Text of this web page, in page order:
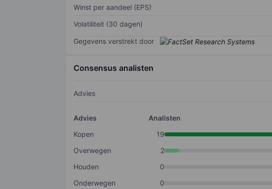
Winst per aandeel (EPS)
Volatiliteit (30 dagen)
Gegevens verstrekt door
Consensus analisten
Advies
Advies
Analisten
Kopen
19
Overwegen
2
Houden
0
Onderwegen
0